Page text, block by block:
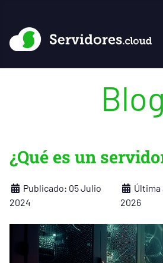
Blog
¿Qué es un
Detalles
Publicado: 05 Julio
2024
Última
2026